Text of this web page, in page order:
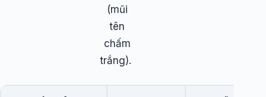
(mũi
tên
chấm
trắng).